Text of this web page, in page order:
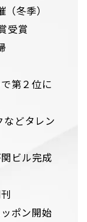
冬季）
受賞
第２位に
どタレン
ビル完成
ポン開始